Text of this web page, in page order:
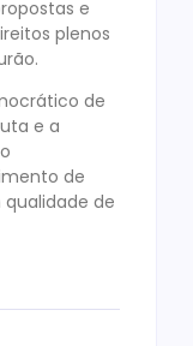
e
plenos
de
e a
de
de